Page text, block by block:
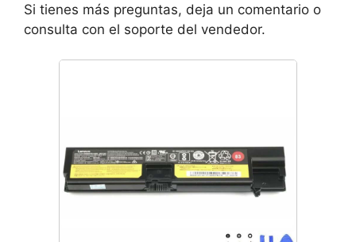
Si tienes más preguntas, deja un comentario o
consulta con el soporte del vendedor.